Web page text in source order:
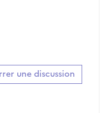
une discussion